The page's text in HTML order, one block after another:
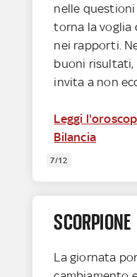
nelle
torna la voglia
nei rapporti.
buoni
invita a non
Leggi
Bilancia
7/12
SCORPIONE
La giornata